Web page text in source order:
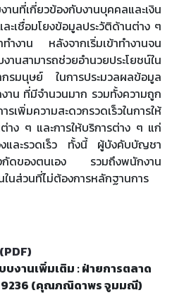
ที่เกี่ยวข้องกับงานบุคคลและเงิน
ะเชื่อมโยงข้อมูลประวัติด้านต่าง ๆ
งาน หลังจากเริ่มเข้าทำงานจน
นสามารถช่วยอำนวยประโยชน์ใน
รมนุษย์ ในการประมวลผลข้อมูล
าน ที่มีจำนวนมาก รวมทั้งความถูก
เพิ่มความสะดวกรวดเร็วในการให้
าง ๆ และการให้บริการต่าง ๆ แก่
และรวดเร็ว ทั้งนี้ ผู้บังคับบัญชา
กัดของตนเอง รวมถึงพนักงาน
นส่วนที่ไม่ต้องการหลักฐานการ
PDF)
งานเพิ่มเติม : ฝ่ายการตลาด
9236 (คุณภณิดาพร จูมมณี)